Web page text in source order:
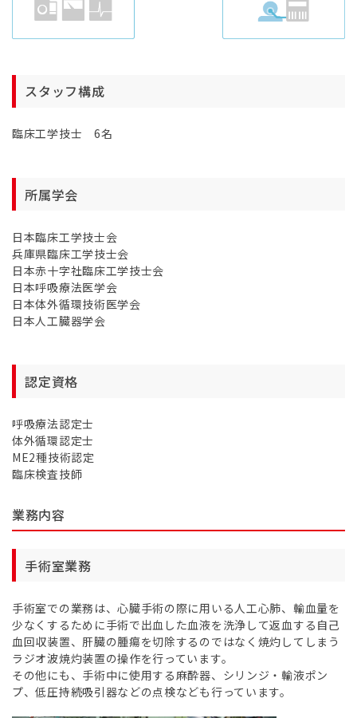
スタッフ構成
臨床工学技士 6名
所属学会
日本臨床工学技士会
兵庫県臨床工学技士会
日本赤十字社臨床工学技士会
日本呼吸療法医学会
日本体外循環技術医学会
日本人工臓器学会
認定資格
呼吸療法認定士
体外循環認定士
ME2種技術認定
臨床検査技師
業務内容
手術室業務
手術室での業務は、心臓手術の際に用いる人工心肺、輸血量を
少なくするために手術で出血した血液を洗浄して返血する自己
血回収装置、肝臓の腫瘍を切除するのではなく焼灼してしまう
ラジオ波焼灼装置の操作を行っています。
その他にも、手術中に使用する麻酔器、シリンジ・輸液ポン
プ、低圧持続吸引器などの点検なども行っています。